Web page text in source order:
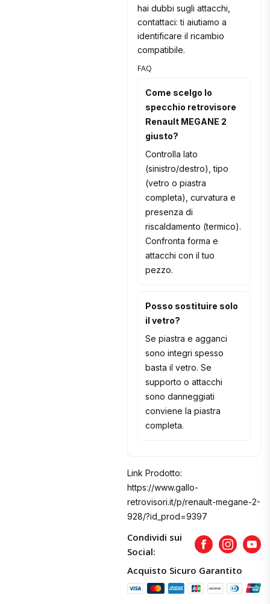
hai dubbi sugli attacchi,
contattaci: ti aiutiamo a
identificare il ricambio
compatibile.
FAQ
Come scelgo lo
specchio retrovisore
Renault MEGANE 2
giusto?
Controlla lato
(sinistro/destro), tipo
(vetro o piastra
completa), curvatura e
presenza di
riscaldamento (termico).
Confronta forma e
attacchi con il tuo
pezzo.
Posso sostituire solo
il vetro?
Se piastra e agganci
sono integri spesso
basta il vetro. Se
supporto o attacchi
sono danneggiati
conviene la piastra
completa.
Link Prodotto:
https://www.gallo-
retrovisori.it/p/renault-megane-2-
928/?id_prod=9397
Condividi sui
Social:
FacebookInstagram
Acquisto Sicuro Garantito